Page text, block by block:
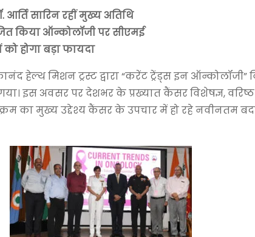
सारिन रहीं मुख्य अतिथि
किया ऑन्कोलॉजी पर सीएमई
होगा बड़ा फायदा
हेल्थ मिशन ट्रस्ट द्वारा “करेंट ट्रेंड्स इन
इस अवसर पर देशभर के प्रख्यात कैंसर विशेषज्ञ,
का मुख्य उद्देश्य कैंसर के उपचार में हो रहे नवीनतम